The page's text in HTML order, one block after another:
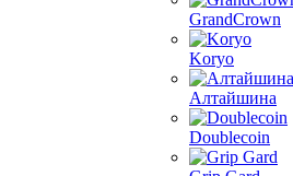
GrandCrown
Koryo
Алтайшина
Doublecoin